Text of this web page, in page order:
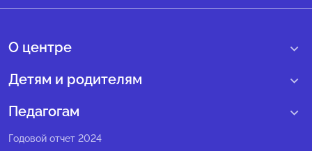
О центре
О нас
Структура регионального центра
Педагогический состав
Детям и родителям
Учебные интенсивные сборы
Педагогам
Программы Веги
Годовой отчет 2024